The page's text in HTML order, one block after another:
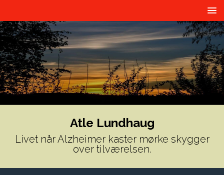
Atle Lundhaug
Livet når Alzheimer kaster mørke skygger
over tilværelsen.